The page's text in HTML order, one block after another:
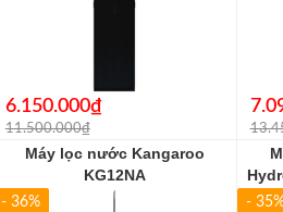
6.150.000₫
11.500.000₫
Máy lọc nước Kangaroo
KG12NA
- 36% -